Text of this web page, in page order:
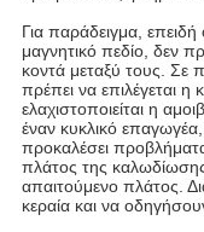
Για παράδειγμα,
μαγνητικό πεδίο, δεν
κοντά μεταξύ τους. Σε
πρέπει να επιλέγεται η
ελαχιστοποιείται η
έναν κυκλικό
προκαλέσει
πλάτος της
απαιτούμενο πλάτος.
κεραία και να